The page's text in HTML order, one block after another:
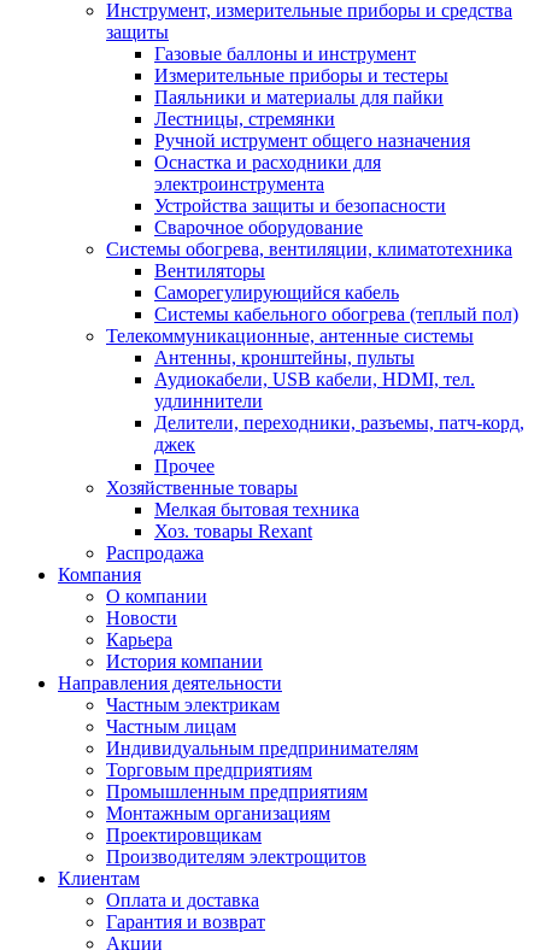
Инструмент, измерительные приборы и средства
защиты
Газовые баллоны и инструмент
Измерительные приборы и тестеры
Паяльники и материалы для пайки
Лестницы, стремянки
Ручной иструмент общего назначения
Оснастка и расходники для
электроинструмента
Устройства защиты и безопасности
Сварочное оборудование
Системы обогрева, вентиляции, климатотехника
Вентиляторы
Саморегулирующийся кабель
Системы кабельного обогрева (теплый пол)
Телекоммуникационные, антенные системы
Антенны, кронштейны, пульты
Аудиокабели, USB кабели, HDMI, тел.
удлиннители
Делители, переходники, разъемы, патч-корд,
джек
Прочее
Хозяйственные товары
Мелкая бытовая техника
Хоз. товары Rexant
Распродажа
Компания
О компании
Новости
Карьера
История компании
Направления деятельности
Частным электрикам
Частным лицам
Индивидуальным предпринимателям
Торговым предприятиям
Промышленным предприятиям
Монтажным организациям
Проектировщикам
Производителям электрощитов
Клиентам
Оплата и доставка
Гарантия и возврат
Акции